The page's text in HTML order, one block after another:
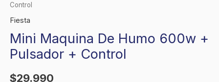
Control
Fiesta
Mini Maquina De Humo 600w +
Pulsador + Control
$29.990